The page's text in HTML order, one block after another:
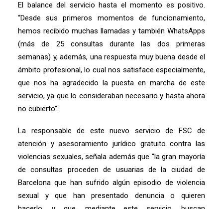
El balance del servicio hasta el momento es positivo.
“Desde sus primeros momentos de funcionamiento,
hemos recibido muchas llamadas y también WhatsApps
(más de 25 consultas durante las dos primeras
semanas) y, además, una respuesta muy buena desde el
ámbito profesional, lo cual nos satisface especialmente,
que nos ha agradecido la puesta en marcha de este
servicio, ya que lo consideraban necesario y hasta ahora
no cubierto”.
La responsable de este nuevo servicio de FSC de
atención y asesoramiento jurídico gratuito contra las
violencias sexuales, señala además que “la gran mayoría
de consultas proceden de usuarias de la ciudad de
Barcelona que han sufrido algún episodio de violencia
sexual y que han presentado denuncia o quieren